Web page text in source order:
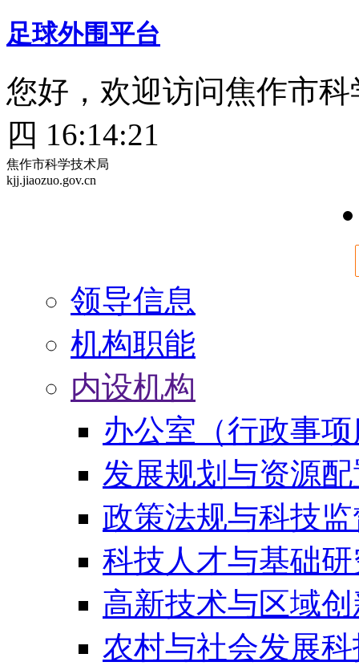
足球外围平台
您好，欢迎访问焦作市
四 16:14:23
焦作市科学技术局
kjj.jiaozuo.gov.cn
领导信息
机构职能
内设机构
办公室（行政事
发展规划与资源
政策法规与科技
科技人才与基础
高新技术与区域
农村与社会发展